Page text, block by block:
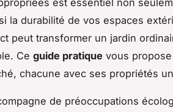
est essentiel non
la durabilité de vos espaces
peut transformer un jardin
Ce guide pratique vous
chacune avec ses propriétés
de préoccupations